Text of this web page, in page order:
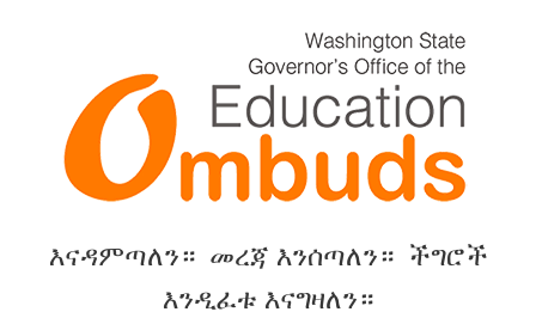
እናዳምጣለን። መረጃ እንሰጣለን። ችግሮች
እንዲፈቱ እናግዛለን።